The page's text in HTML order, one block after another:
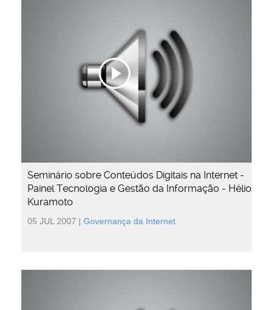
Seminário sobre Conteúdos Digitais na Internet -
Painel Tecnologia e Gestão da Informação - Hélio
Kuramoto
05 JUL 2007 | Governança da Internet